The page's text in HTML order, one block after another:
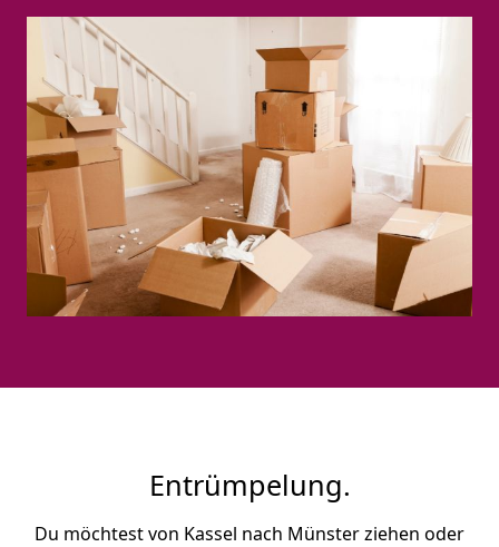
Entrümpelung.
Du möchtest von Kassel nach Münster ziehen oder